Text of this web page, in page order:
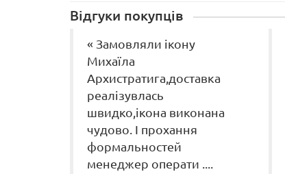
Відгуки покупців
« Замовляли ікону
Михаїла
Архистратига,доставка
реалізувлась
швидко,ікона виконана
чудово. І прохання
формальностей
менеджер операти ....